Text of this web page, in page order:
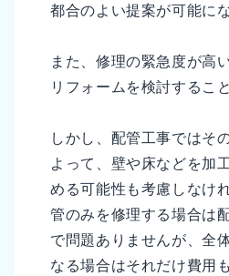
都合のよい提案が可能に
また、修理の緊急度が高
リフォームを検討するこ
しかし、配管工事ではそ
よって、壁や床などを加
める可能性も考慮しなけ
管のみを修理する場合は
で問題ありませんが、全
なる場合はそれだけ費用